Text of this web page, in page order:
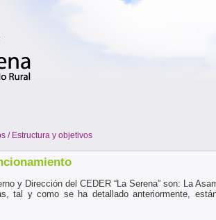
/ Estructura y objetivos
y Dirección del CEDER “La Serena” son: La
tal y como se ha detallado anteriormente,